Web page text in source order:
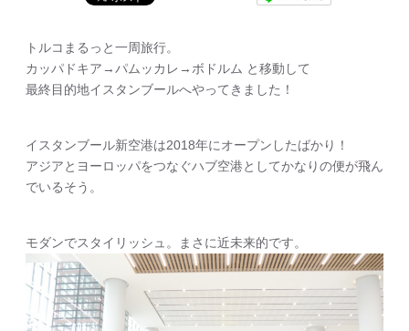
トルコまるっと一周旅行。
カッパドキア→パムッカレ→ボドルム と移動して
最終目的地イスタンブールへやってきました！
イスタンブール新空港は2018年にオープンしたばかり！
アジアとヨーロッパをつなぐハブ空港としてかなりの便が飛ん
でいるそう。
モダンでスタイリッシュ。まさに近未来的です。